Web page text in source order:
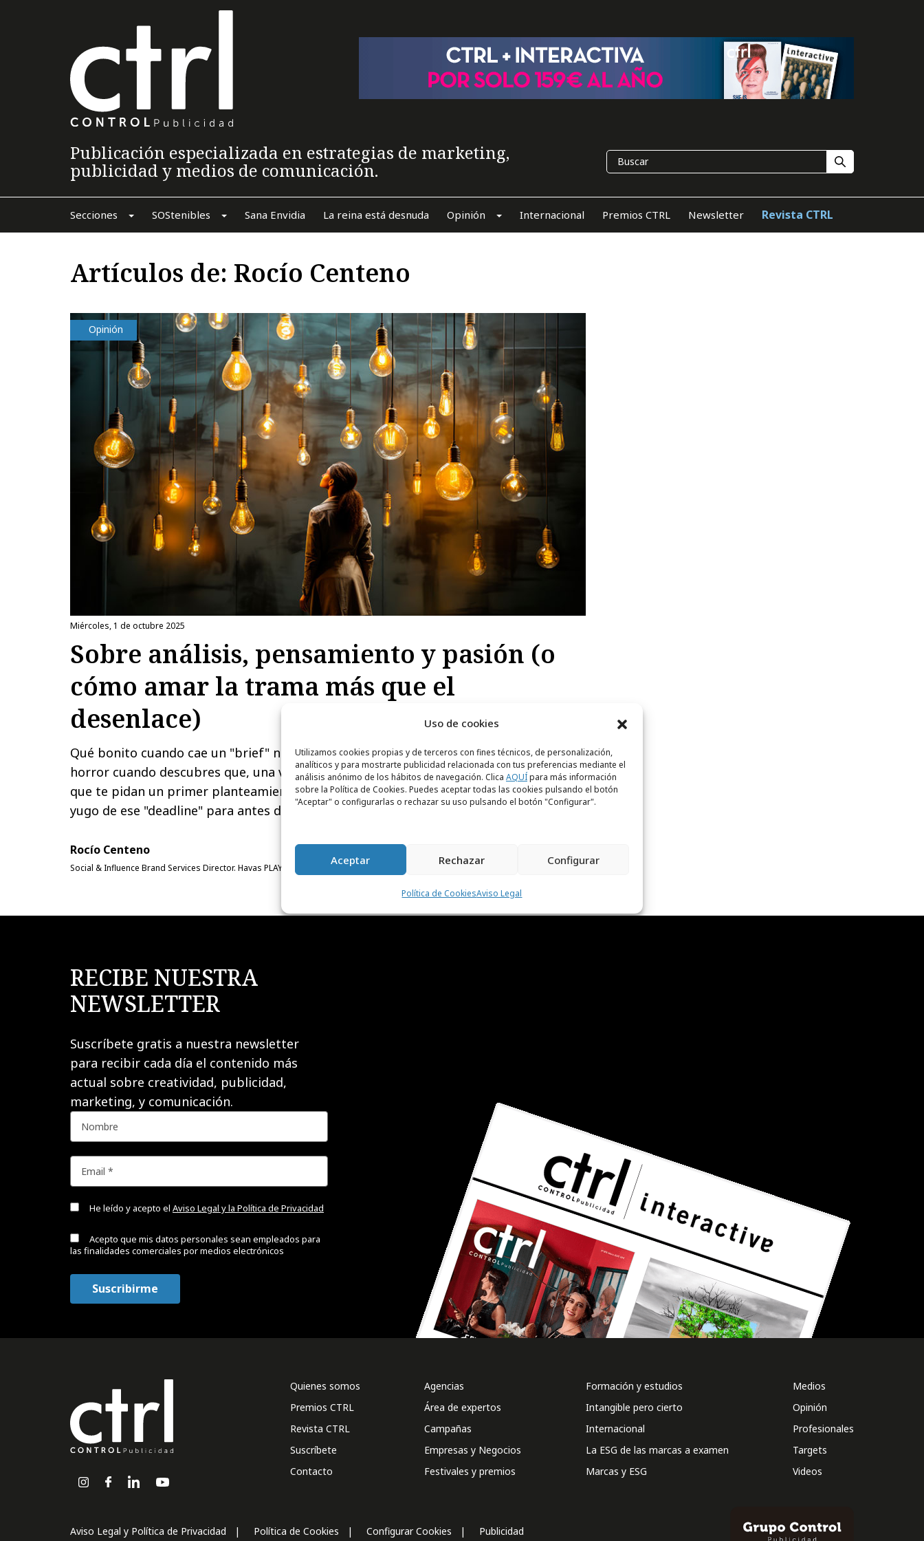
Uso de cookies
Utilizamos cookies propias y de terceros con fines técnicos, de personalización,
analíticos y para mostrarte publicidad relacionada con tus preferencias mediante el
análisis anónimo de los hábitos de navegación. Clica AQUÍpara más información
sobre la Política de Cookies. Puedes aceptar todas las cookies pulsando el botón
"Aceptar" o configurarlas o rechazar su uso pulsando el botón "Configurar".
Aceptar Rechazar Configurar
Política de CookiesAviso Legal
Publicación especializada en estrategias de marketing,
publicidad y medios de comunicación.
Secciones SOStenibles Sana Envidia La reina está desnuda Opinión Internacional Premios CTRL Newsletter Revista CTRL
Artículos de: Rocío Centeno
Opinión
miércoles, 1 de octubre 2025
Sobre análisis, pensamiento y pasión (o
cómo amar la trama más que el
desenlace)
Qué bonito cuando cae un "brief" nuevo y lo abres como el que empieza un libro. Qué
horror cuando descubres que, una vez más, no te dará tiempo casi ni a leerlo antes de
que te pidan un primer planteamiento. Confieso que me preocupa el ritmo actual y el
yugo de ese "deadline" para antes de ayer.
Rocío Centeno
Social & Influence Brand Services Director. Havas PLAY
RECIBE NUESTRA
NEWSLETTER
Suscríbete gratis a nuestra newsletter
para recibir cada día el contenido más
actual sobre creatividad, publicidad,
marketing, y comunicación.
He leído y acepto el Aviso Legal y la Política de Privacidad
Acepto que mis datos personales sean empleados para
las finalidades comerciales por medios electrónicos
Quienes somos
Premios CTRL
Revista CTRL
Suscríbete
Contacto
Agencias
Área de expertos
Campañas
Empresas y Negocios
Festivales y premios
Formación y estudios
Intangible pero cierto
Internacional
La ESG de las marcas a examen
Marcas y ESG
Medios
Opinión
Profesionales
Targets
Videos
Aviso Legal y Política de Privacidad Política de Cookies Configurar Cookies Publicidad